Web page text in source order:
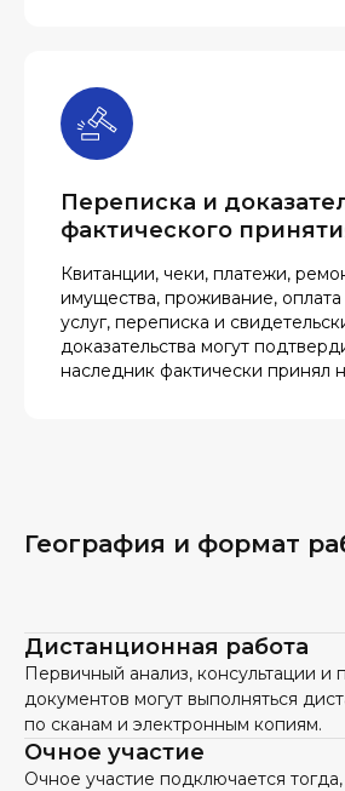
Переписка и
фактического
Квитанции, чеки, платежи,
имущества, проживание,
услуг, переписка и
доказательства могут
наследник фактически принял
География и формат
Дистанционная работа
Первичный анализ, консультации и
документов могут выполняться
по сканам и электронным копиям.
Очное участие
Очное участие подключается